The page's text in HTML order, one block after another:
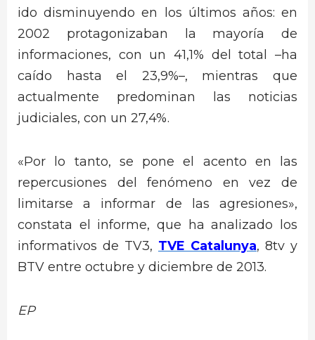
ido disminuyendo en los últimos años: en
2002 protagonizaban la mayoría de
informaciones, con un 41,1% del total –ha
caído hasta el 23,9%–, mientras que
actualmente predominan las noticias
judiciales, con un 27,4%.
«Por lo tanto, se pone el acento en las
repercusiones del fenómeno en vez de
limitarse a informar de las agresiones»,
constata el informe, que ha analizado los
informativos de TV3, TVE Catalunya, 8tv y
BTV entre octubre y diciembre de 2013.
EP